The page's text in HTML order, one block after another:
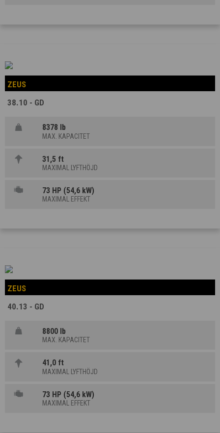
ZEUS
38.10 - GD
8378 lb
MAX. KAPACITET
31,5 ft
MAXIMAL LYFTHÖJD
73 HP (54,6 kW)
MAXIMAL EFFEKT
ZEUS
40.13 - GD
8800 lb
MAX. KAPACITET
41,0 ft
MAXIMAL LYFTHÖJD
73 HP (54,6 kW)
MAXIMAL EFFEKT